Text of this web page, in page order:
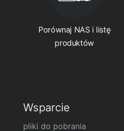
Porównaj NAS i listę
produktów
Wsparcie
pliki do pobrania